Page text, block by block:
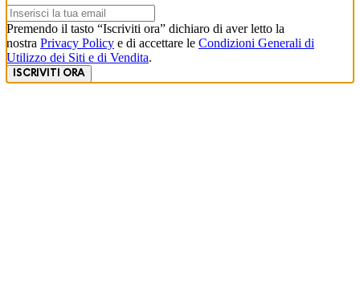
Premendo il tasto “Iscriviti ora” dichiaro di aver letto la
nostra Privacy Policy e di accettare le Condizioni Generali di
Utilizzo dei Siti e di Vendita.
ISCRIVITI ORA